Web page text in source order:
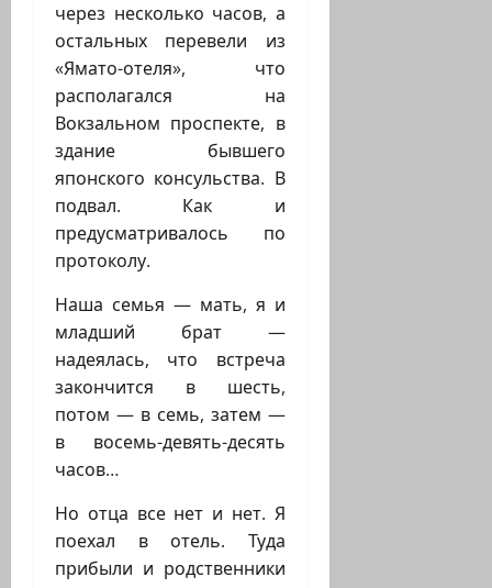
через несколько часов, а
остальных перевели из
«Ямато-отеля», что
располагался на
Вокзальном проспекте, в
здание бывшего
японского консульства. В
подвал. Как и
предусматривалось по
протоколу.
Наша семья — мать, я и
младший брат —
надеялась, что встреча
закончится в шесть,
потом — в семь, затем —
в восемь-девять-десять
часов…
Но отца все нет и нет. Я
поехал в отель. Туда
прибыли и родственники